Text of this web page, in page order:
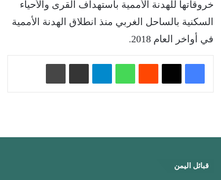
خروقاتها للهدنة الأممية باستهداف القرى والأحياء
السكنية بالساحل الغربي منذ انطلاق الهدنة الأممية
في أواخر العام 2018.
واتساب تيلقرام
قبائل اليمن